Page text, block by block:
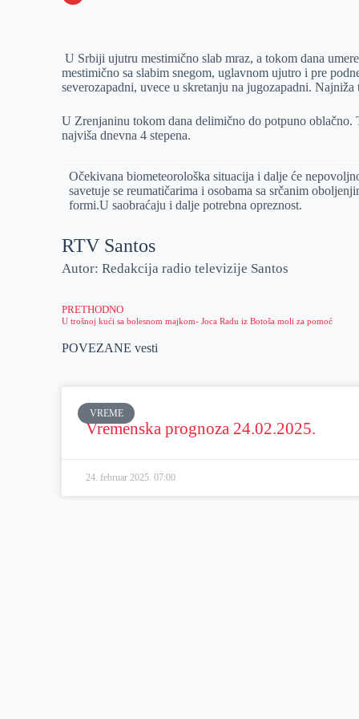
e
r
I
n
s
A
p
a
i
U Srbiji ujutru mestimično slab mraz, a tokom dana
mestimično sa slabim snegom, uglavnom ujutro i pre
severozapadni, uvece u skretanju na jugozapadni.
U Zrenjaninu tokom dana delimično do potpuno oblačno.
najviša dnevna 4 stepena.
Očekivana biometeorološka situacija i dalјe će
savetuje se reumatičarima i osobama sa srčanim
formi.U saobraćaju i dalјe potrebna opreznost.
RTV Santos
Autor: Redakcija radio televizije Santos
PRETHODNO
U trošnoj kući sa bolesnom majkom- Joca Radu iz Botoša moli za pomoć
POVEZANE vesti
VREME
Vremenska prognoza 24.02.2025.
24. februar 2025.07:00